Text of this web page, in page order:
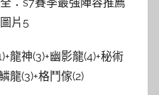
龍神(3)+幽影龍(4)+秘術
龍(3)+格鬥傢(2)